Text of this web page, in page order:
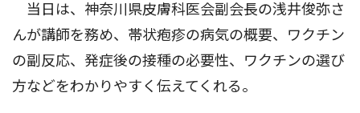
当日は、神奈川県皮膚科医会副会長の浅井俊弥さ
んが講師を務め、帯状疱疹の病気の概要、ワクチン
の副反応、発症後の接種の必要性、ワクチンの選び
方などをわかりやすく伝えてくれる。